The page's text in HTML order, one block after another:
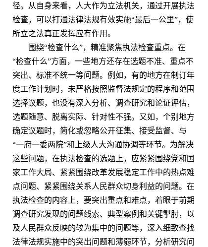
径。从自身来看，人大作为立法机关，通过开展执法
检查，可以打通法律法规有效实施“最后一公里”，使
所立之法真正发挥应有作用。
围绕“检查什么”，精准聚焦执法检查重点。在
“检查什么”方面，一些地方还存在选题不准、重点不
突出、标准不统一等问题。例如，有的地方在制订年
度工作计划时，未严格按照监督法规定的程序和范围
选择议题，也没有深入分析、调查研究和论证评估，
选题随意、脱离实际、针对性不强。又如，个别地方
确定议题时，简化或忽略公开征集、接受监督、与
“一府一委两院”和上级人大沟通协调等环节。为解决
这些问题，在执法检查的选题上，应紧紧围绕党和国
家工作大局、紧紧围绕改革发展稳定工作中的热点难
点问题、紧紧围绕关系人民群众切身利益的问题。在
执法检查的内容上，要突出重点和难点，着眼于前期
调查研究发现的问题线索、典型案例和关键掣肘，以
及人民群众反映的较为集中的问题等，深入细致查找
法律法规实施中的突出问题和薄弱环节，分析研究问